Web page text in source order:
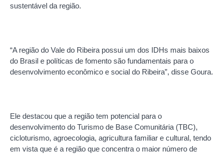
sustentável da região.
“A região do Vale do Ribeira possui um dos IDHs mais baixos
do Brasil e políticas de fomento são fundamentais para o
desenvolvimento econômico e social do Ribeira”, disse Goura.
Ele destacou que a região tem potencial para o
desenvolvimento do Turismo de Base Comunitária (TBC),
cicloturismo, agroecologia, agricultura familiar e cultural, tendo
em vista que é a região que concentra o maior número de